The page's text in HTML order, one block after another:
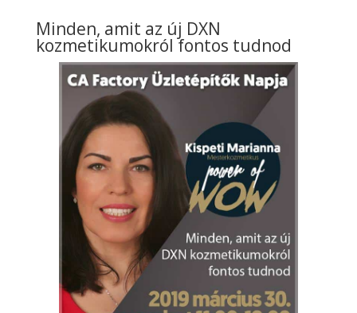
Minden, amit az új DXN
kozmetikumokról fontos tudnod